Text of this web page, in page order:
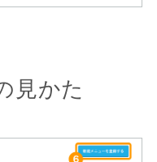
見かた